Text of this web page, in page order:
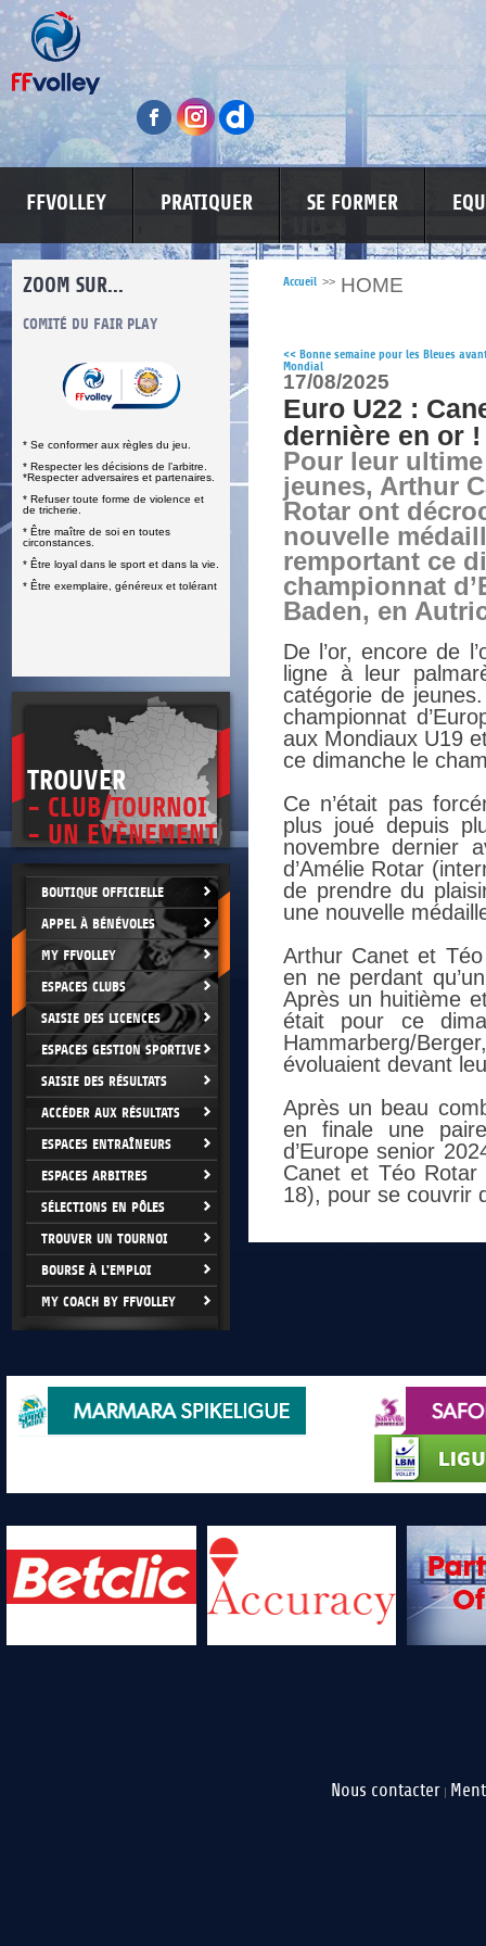
FFVOLLEY PRATIQUER SE FORMER
ZOOM SUR...
COMITÉ DU FAIR PLAY
* Se conformer aux règles du jeu.
* Respecter les décisions de l’arbitre.
*Respecter adversaires et partenaires.
* Refuser toute forme de violence et
de tricherie.
* Être maître de soi en toutes
circonstances.
* Être loyal dans le sport et dans la vie.
* Être exemplaire, généreux et tolérant
LUTTE CONTRE LES VIOLENCES
TROUVER
- CLUB/TOURNOI
- UN EVÈNEMENT
BOUTIQUE OFFICIELLE
APPEL À BÉNÉVOLES
MY FFVOLLEY
ESPACES CLUBS
SAISIE DES LICENCES
ESPACES GESTION SPORTIVE
SAISIE DES RÉSULTATS
ACCÉDER AUX RÉSULTATS
ESPACES ENTRAÎNEURS
ESPACES ARBITRES
SÉLECTIONS EN PÔLES
TROUVER UN TOURNOI
BOURSE À L'EMPLOI
MY COACH BY FFVOLLEY
Accueil >> HOME
<< Bonne semaine pour les Bleues
Mondial
17/08/2025
Euro U22 :
dernière en or !
Pour leur
jeunes, Arthur
Rotar ont
nouvelle
remportant ce
championnat
Baden, en
De l’or, encore de
ligne à leur
catégorie de
championnat
aux Mondiaux U19
ce dimanche le
Ce n’était pas
plus joué depuis
novembre dernier
d’Amélie Rotar
de prendre du
une nouvelle
Arthur Canet et
en ne perdant
Après un huitième
était pour ce
Hammarberg/
évoluaient devant
Après un beau
en finale une
d’Europe senior
Canet et Téo
18), pour se couvrir
Nous contacter |